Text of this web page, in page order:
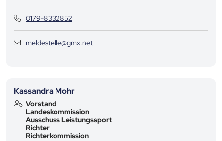
0179-8332852
meldestelle@gmx.net
Kassandra Mohr
Vorstand
Landeskommission
Ausschuss Leistungssport
Richter
Richterkommission